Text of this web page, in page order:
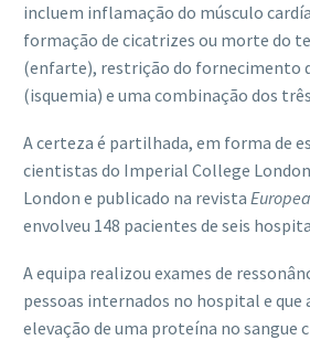
incluem inflamação do músculo
formação de cicatrizes ou morte do
(enfarte), restrição do fornecimento
(isquemia) e uma combinação dos
A certeza é partilhada, em forma de
cientistas do Imperial College
London e publicado na revista
envolveu 148 pacientes de seis
A equipa realizou exames de
pessoas internados no hospital e que
elevação de uma proteína no sangue